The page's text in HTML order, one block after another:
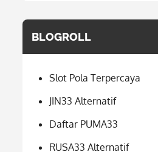
BLOGROLL
Slot Pola Terpercaya
JIN33 Alternatif
Daftar PUMA33
RUSA33 Alternatif